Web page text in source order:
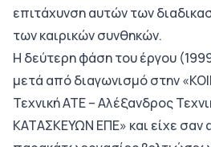
επιτάχυνση αυτών των
των καιρικών συνθηκών.
Η δεύτερη φάση του έργου
μετά από διαγωνισμό στην
Τεχνική ΑΤΕ – Αλέξανδρος
ΚΑΤΑΣΚΕΥΩΝ ΕΠΕ» και είχε σαν